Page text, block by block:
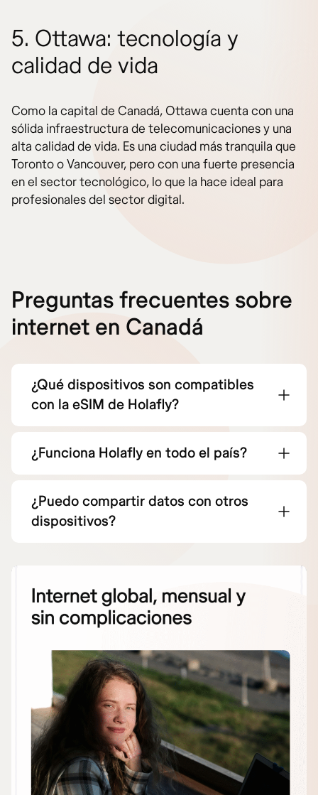
5. Ottawa: tecnología y
calidad de vida
Como la capital de Canadá, Ottawa cuenta con una
sólida infraestructura de telecomunicaciones y una
alta calidad de vida. Es una ciudad más tranquila que
Toronto o Vancouver, pero con una fuerte presencia
en el sector tecnológico, lo que la hace ideal para
profesionales del sector digital.
Preguntas frecuentes sobre
internet en Canadá
¿Qué dispositivos son compatibles
con la eSIM de Holafly?
¿Funciona Holafly en todo el país?
¿Puedo compartir datos con otros
dispositivos?